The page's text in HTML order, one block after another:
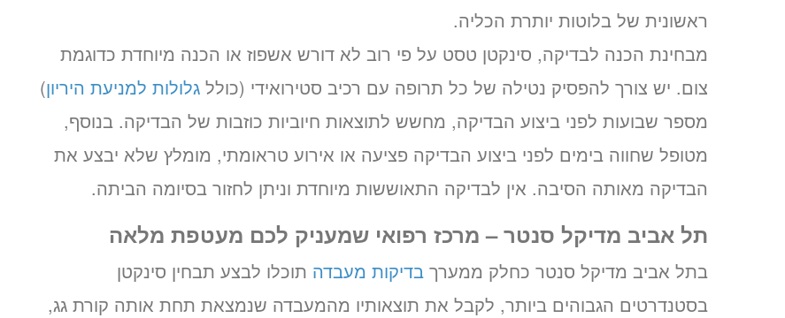
ראשונית של בלוטות יותרת הכליה.
מבחינת הכנה לבדיקה, סינקטן טסט על פי רוב לא דורש אשפוז או הכנה מיוחדת כדוגמת
צום. יש צורך להפסיק נטילה של כל תרופה עם רכיב סטירואידי (כולל גלולות למניעת היריון)
מספר שבועות לפני ביצוע הבדיקה, מחשש לתוצאות חיוביות כוזבות של הבדיקה. בנוסף,
מטופל שחווה בימים לפני ביצוע הבדיקה פציעה או אירוע טראומתי, מומלץ שלא יבצע את
הבדיקה מאותה הסיבה. אין לבדיקה התאוששות מיוחדת וניתן לחזור בסיומה הביתה.
תל אביב מדיקל סנטר – מרכז רפואי שמעניק לכם מעטפת מלאה
בתל אביב מדיקל סנטר כחלק ממערך בדיקות מעבדה תוכלו לבצע תבחין סינקטן
בסטנדרטים הגבוהים ביותר, לקבל את תוצאותיו מהמעבדה שנמצאת תחת אותה קורת גג,